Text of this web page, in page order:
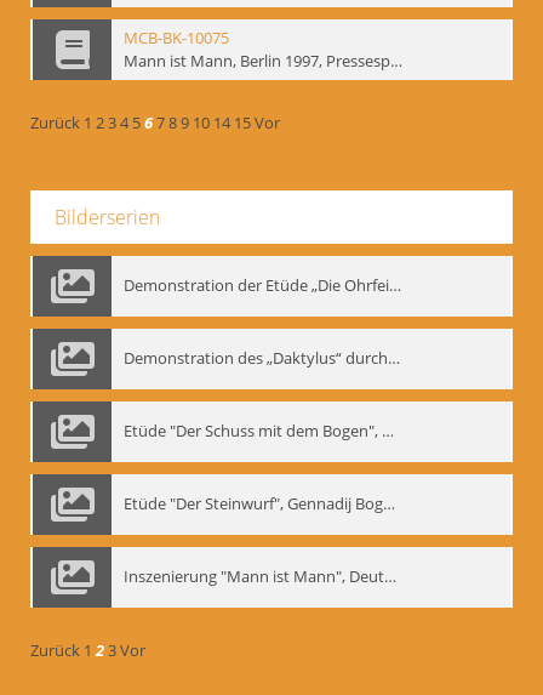
MCB-BK-10075
Mann ist Mann, Berlin 1997, Pressespiegel - interne Signatur: BM-prt-262-23
Zurück 1 234 56789 10 14 15Vor
Bilderserien
Demonstration der Etüde „Die Ohrfeige“
Demonstration des „Daktylus“ durch Gennadij Nikolajewitsch Bogdanow, Berlin 1991
Etüde "Der Schuss mit dem Bogen", Gennadij Bogdanow
Etüde "Der Steinwurf", Gennadij Bogdanow
Inszenierung "Mann ist Mann", Deutsches Theater Berlin, 1997
Zurück 1 23Vor